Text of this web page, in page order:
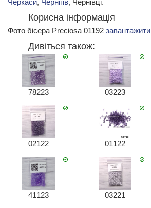
Черкаси, Чернігів, Чернівці.
Корисна інформація
Фото бісера Preciosa 01192 завантажити
Дивіться також:
78223 03223
02122 01122
41123 03221